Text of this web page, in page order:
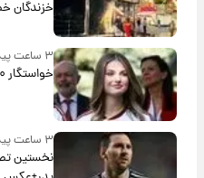
خزندگان
۳ ساعت پیش
خواستگار ۵۰ساله شاهدخت لئونور بازداشت شد
۳ ساعت پیش
نخستین